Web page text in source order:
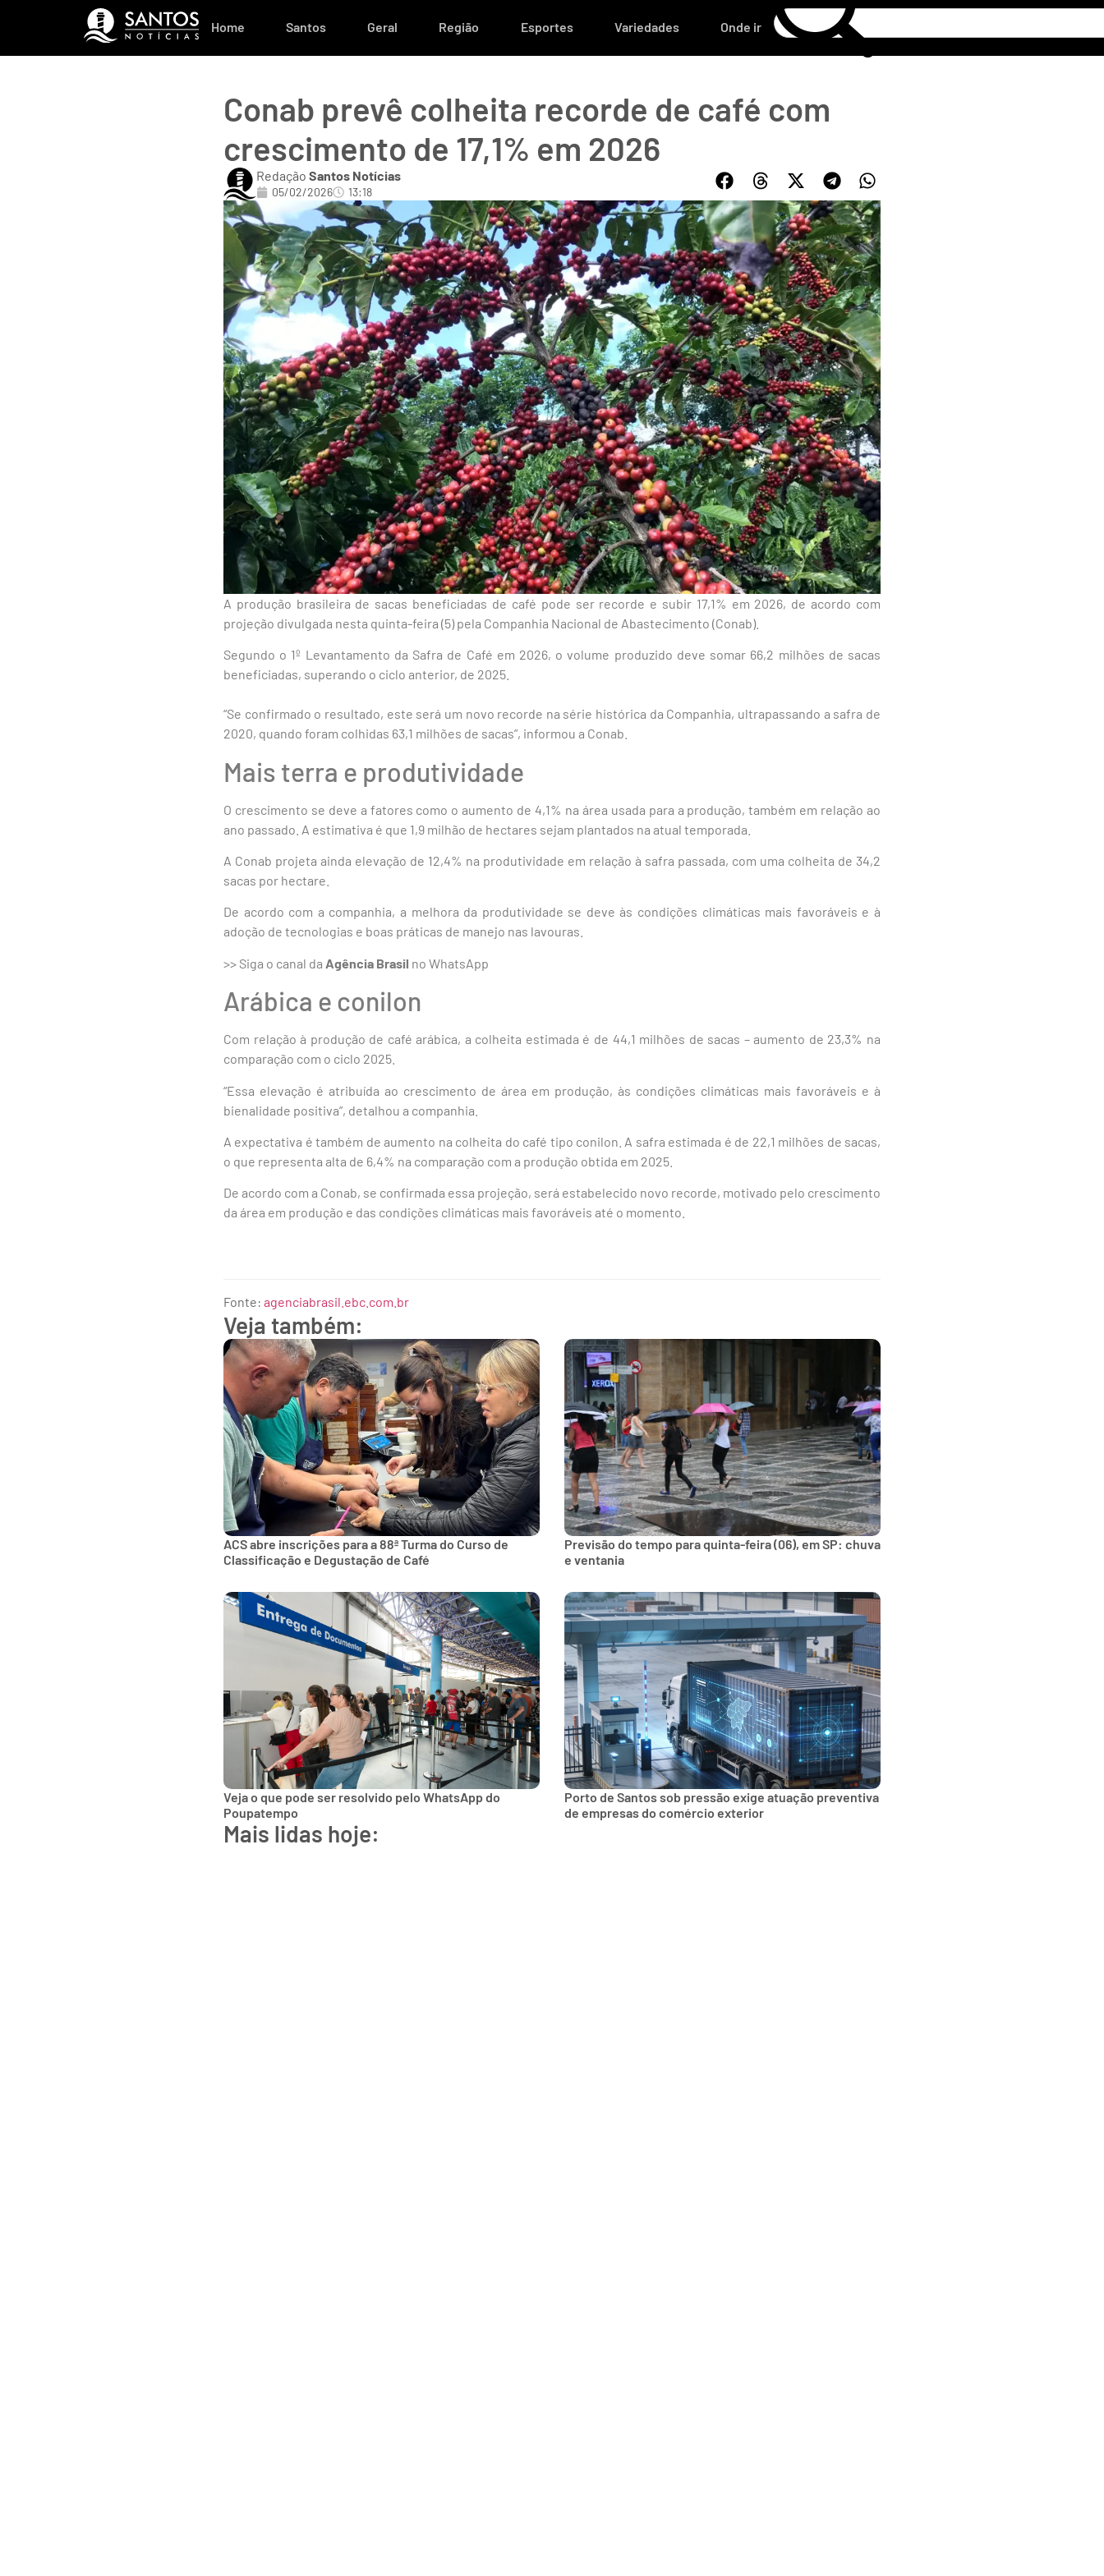
Home Santos Geral Região Esportes Variedades Onde ir
Conab prevê colheita recorde de café com
crescimento de 17,1% em 2026
Redação Santos Notícias
05/02/2026 13:18
A produção brasileira de sacas beneficiadas de café pode ser recorde e subir 17,1% em 2026, de acordo com
projeção divulgada nesta quinta-feira (5) pela Companhia Nacional de Abastecimento (Conab).
Segundo o 1º Levantamento da Safra de Café em 2026, o volume produzido deve somar 66,2 milhões de sacas
beneficiadas, superando o ciclo anterior, de 2025.
“Se confirmado o resultado, este será um novo recorde na série histórica da Companhia, ultrapassando a safra de
2020, quando foram colhidas 63,1 milhões de sacas”, informou a Conab.
Mais terra e produtividade
O crescimento se deve a fatores como o aumento de 4,1% na área usada para a produção, também em relação ao
ano passado. A estimativa é que 1,9 milhão de hectares sejam plantados na atual temporada.
A Conab projeta ainda elevação de 12,4% na produtividade em relação à safra passada, com uma colheita de 34,2
sacas por hectare.
De acordo com a companhia, a melhora da produtividade se deve às condições climáticas mais favoráveis e à
adoção de tecnologias e boas práticas de manejo nas lavouras.
>> Siga o canal da Agência Brasil no WhatsApp
Arábica e conilon
Com relação à produção de café arábica, a colheita estimada é de 44,1 milhões de sacas – aumento de 23,3% na
comparação com o ciclo 2025.
“Essa elevação é atribuída ao crescimento de área em produção, às condições climáticas mais favoráveis e à
bienalidade positiva”, detalhou a companhia.
A expectativa é também de aumento na colheita do café tipo conilon. A safra estimada é de 22,1 milhões de sacas,
o que representa alta de 6,4% na comparação com a produção obtida em 2025.
De acordo com a Conab, se confirmada essa projeção, será estabelecido novo recorde, motivado pelo crescimento
da área em produção e das condições climáticas mais favoráveis até o momento.
Fonte: agenciabrasil.ebc.com.br
Veja também:
ACS abre inscrições para a 88ª Turma do Curso de
Classificação e Degustação de Café
Previsão do tempo para quinta-feira (06), em SP: chuva
e ventania
Veja o que pode ser resolvido pelo WhatsApp do
Poupatempo
Porto de Santos sob pressão exige atuação preventiva
de empresas do comércio exterior
Mais lidas hoje: